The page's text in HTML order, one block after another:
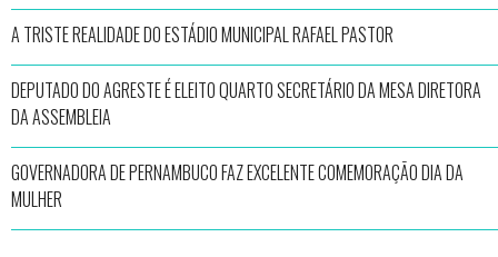
A TRISTE REALIDADE DO ESTÁDIO MUNICIPAL RAFAEL PASTOR
DEPUTADO DO AGRESTE É ELEITO QUARTO SECRETÁRIO DA MESA DIRETORA
DA ASSEMBLEIA
GOVERNADORA DE PERNAMBUCO FAZ EXCELENTE COMEMORAÇÃO DIA DA
MULHER